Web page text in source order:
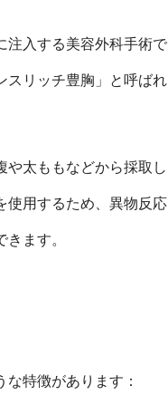
注入する美容外科手術で
スリッチ豊胸」と呼ばれ
や太ももなどから採取し
使用するため、異物反応
ます。
特徴があります：